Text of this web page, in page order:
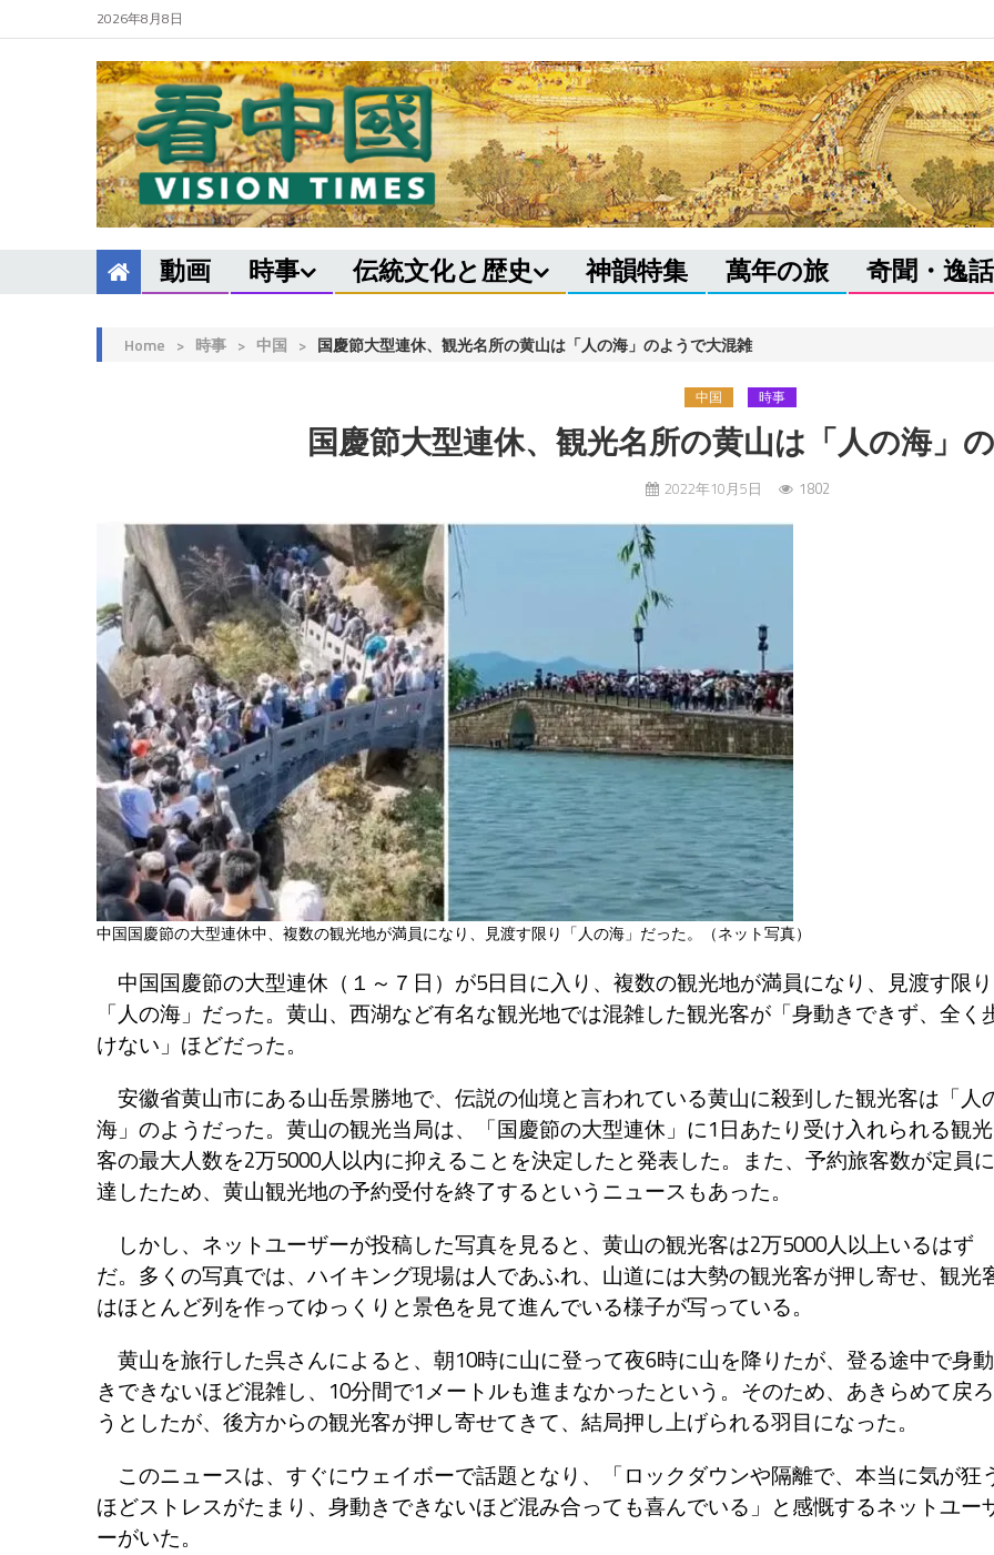
2026年8月8日
動画 時事 伝統文化と歴史 神韻特集 萬年の旅 奇聞・逸話
Home > 時事 > 中国 > 国慶節大型連休、観光名所の黄山は「人の海」のようで大混雑
中国 時事
国慶節大型連休、観光名所の黄山は「人の海」
2022年10月5日 1802
中国国慶節の大型連休中、複数の観光地が満員になり、見渡す限り「人の海」だった。（ネット写真）
中国国慶節の大型連休（１～７日）が5日目に入り、複数の観光地が満員になり、見渡す限り
「人の海」だった。黄山、西湖など有名な観光地では混雑した観光客が「身動きできず、全く
けない」ほどだった。
安徽省黄山市にある山岳景勝地で、伝説の仙境と言われている黄山に殺到した観光客は「人
海」のようだった。黄山の観光当局は、「国慶節の大型連休」に1日あたり受け入れられる観光
客の最大人数を2万5000人以内に抑えることを決定したと発表した。また、予約旅客数が定員に
達したため、黄山観光地の予約受付を終了するというニュースもあった。
しかし、ネットユーザーが投稿した写真を見ると、黄山の観光客は2万5000人以上いるはず
だ。多くの写真では、ハイキング現場は人であふれ、山道には大勢の観光客が押し寄せ、観光
はほとんど列を作ってゆっくりと景色を見て進んでいる様子が写っている。
黄山を旅行した呉さんによると、朝10時に山に登って夜6時に山を降りたが、登る途中で身動
きできないほど混雑し、10分間で1メートルも進まなかったという。そのため、あきらめて戻ろ
うとしたが、後方からの観光客が押し寄せてきて、結局押し上げられる羽目になった。
このニュースは、すぐにウェイボーで話題となり、「ロックダウンや隔離で、本当に気が狂
ほどストレスがたまり、身動きできないほど混み合っても喜んでいる」と感慨するネットユー
ーがいた。